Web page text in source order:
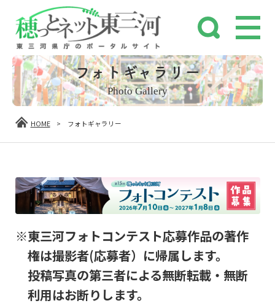
フォトギャラリー
Photo Gallery
HOME > フォトギャラリー
※東三河フォトコンテスト応募作品の著作
権は撮影者(応募者）に帰属します。
投稿写真の第三者による無断転載・無断
利用はお断りします。